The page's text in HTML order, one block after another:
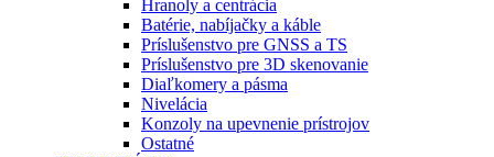
Hranoly a centrácia
Batérie, nabíjačky a káble
Príslušenstvo pre GNSS a TS
Príslušenstvo pre 3D skenovanie
Diaľkomery a pásma
Nivelácia
Konzoly na upevnenie prístrojov
Ostatné